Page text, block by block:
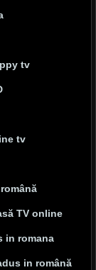
tv
tv
TV online
in romana
in română